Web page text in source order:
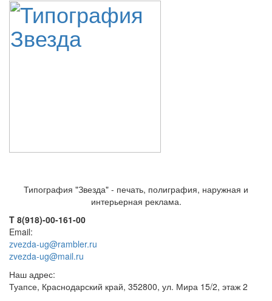
Типография "Звезда" - печать, полиграфия, наружная и
интерьерная реклама.
T 8(918)-00-161-00
Email:
zvezda-ug@rambler.ru
zvezda-ug@mail.ru
Наш адрес:
Туапсе, Краснодарский край, 352800, ул. Мира 15/2, этаж 2